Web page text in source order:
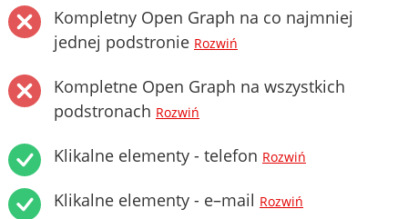
Kompletny Open Graph na co najmniej
jednej podstronie Rozwiń
Kompletne Open Graph na wszystkich
podstronach Rozwiń
Klikalne elementy - telefon Rozwiń
Klikalne elementy - e–mail Rozwiń